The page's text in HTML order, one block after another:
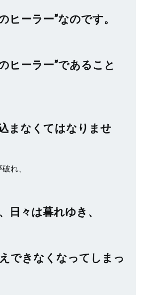
ヒーラー”なのです。
ヒーラー”であること
まなくてはなりませ
れ、
日々は暮れゆき、
できなくなってしまっ